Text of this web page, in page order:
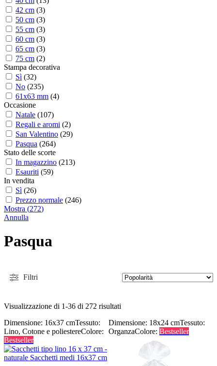
42 cm (3)
50 cm (3)
55 cm (3)
60 cm (3)
65 cm (3)
75 cm (2)
Stampa decorativa
Sì (32)
No (235)
61x63 mm (4)
Occasione
Natale (107)
Regali e aromi (2)
San Valentino (29)
Pasqua (264)
Stato delle scorte
In magazzino (213)
Esauriti (59)
In vendita
Sì (26)
Prezzo normale (246)
Mostra (272)
Annulla
Pasqua
Filtri
Visualizzazione di 1-36 di 272 risultati
Dimensione: 16x37 cmTessuto:
Lino, Cotone e poliestereColore:
Bestseller
Dimensione: 18x24 cmTessuto:
OrganzaColore: Bestseller